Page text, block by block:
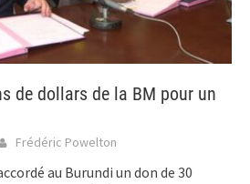
de dollars de la BM pour un
Frédéric Powelton
au Burundi un don de 30